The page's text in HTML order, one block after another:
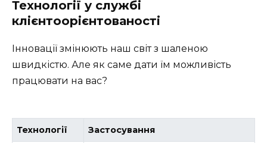
Технології у службі
клієнтоорієнтованості
Інновації змінюють наш світ з шаленою
швидкістю. Але як саме дати їм можливість
працювати на вас?
Технології Застосування